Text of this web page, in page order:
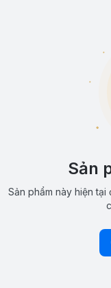
Sản
Sản phẩm này hiện